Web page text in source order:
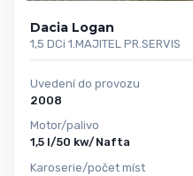
Dacia Logan
1,5 DCi 1.MAJITEL PR.SERVIS
Uvedení do provozu
2008
Motor/palivo
1,5 l/50 kw/Nafta
Karoserie/počet míst